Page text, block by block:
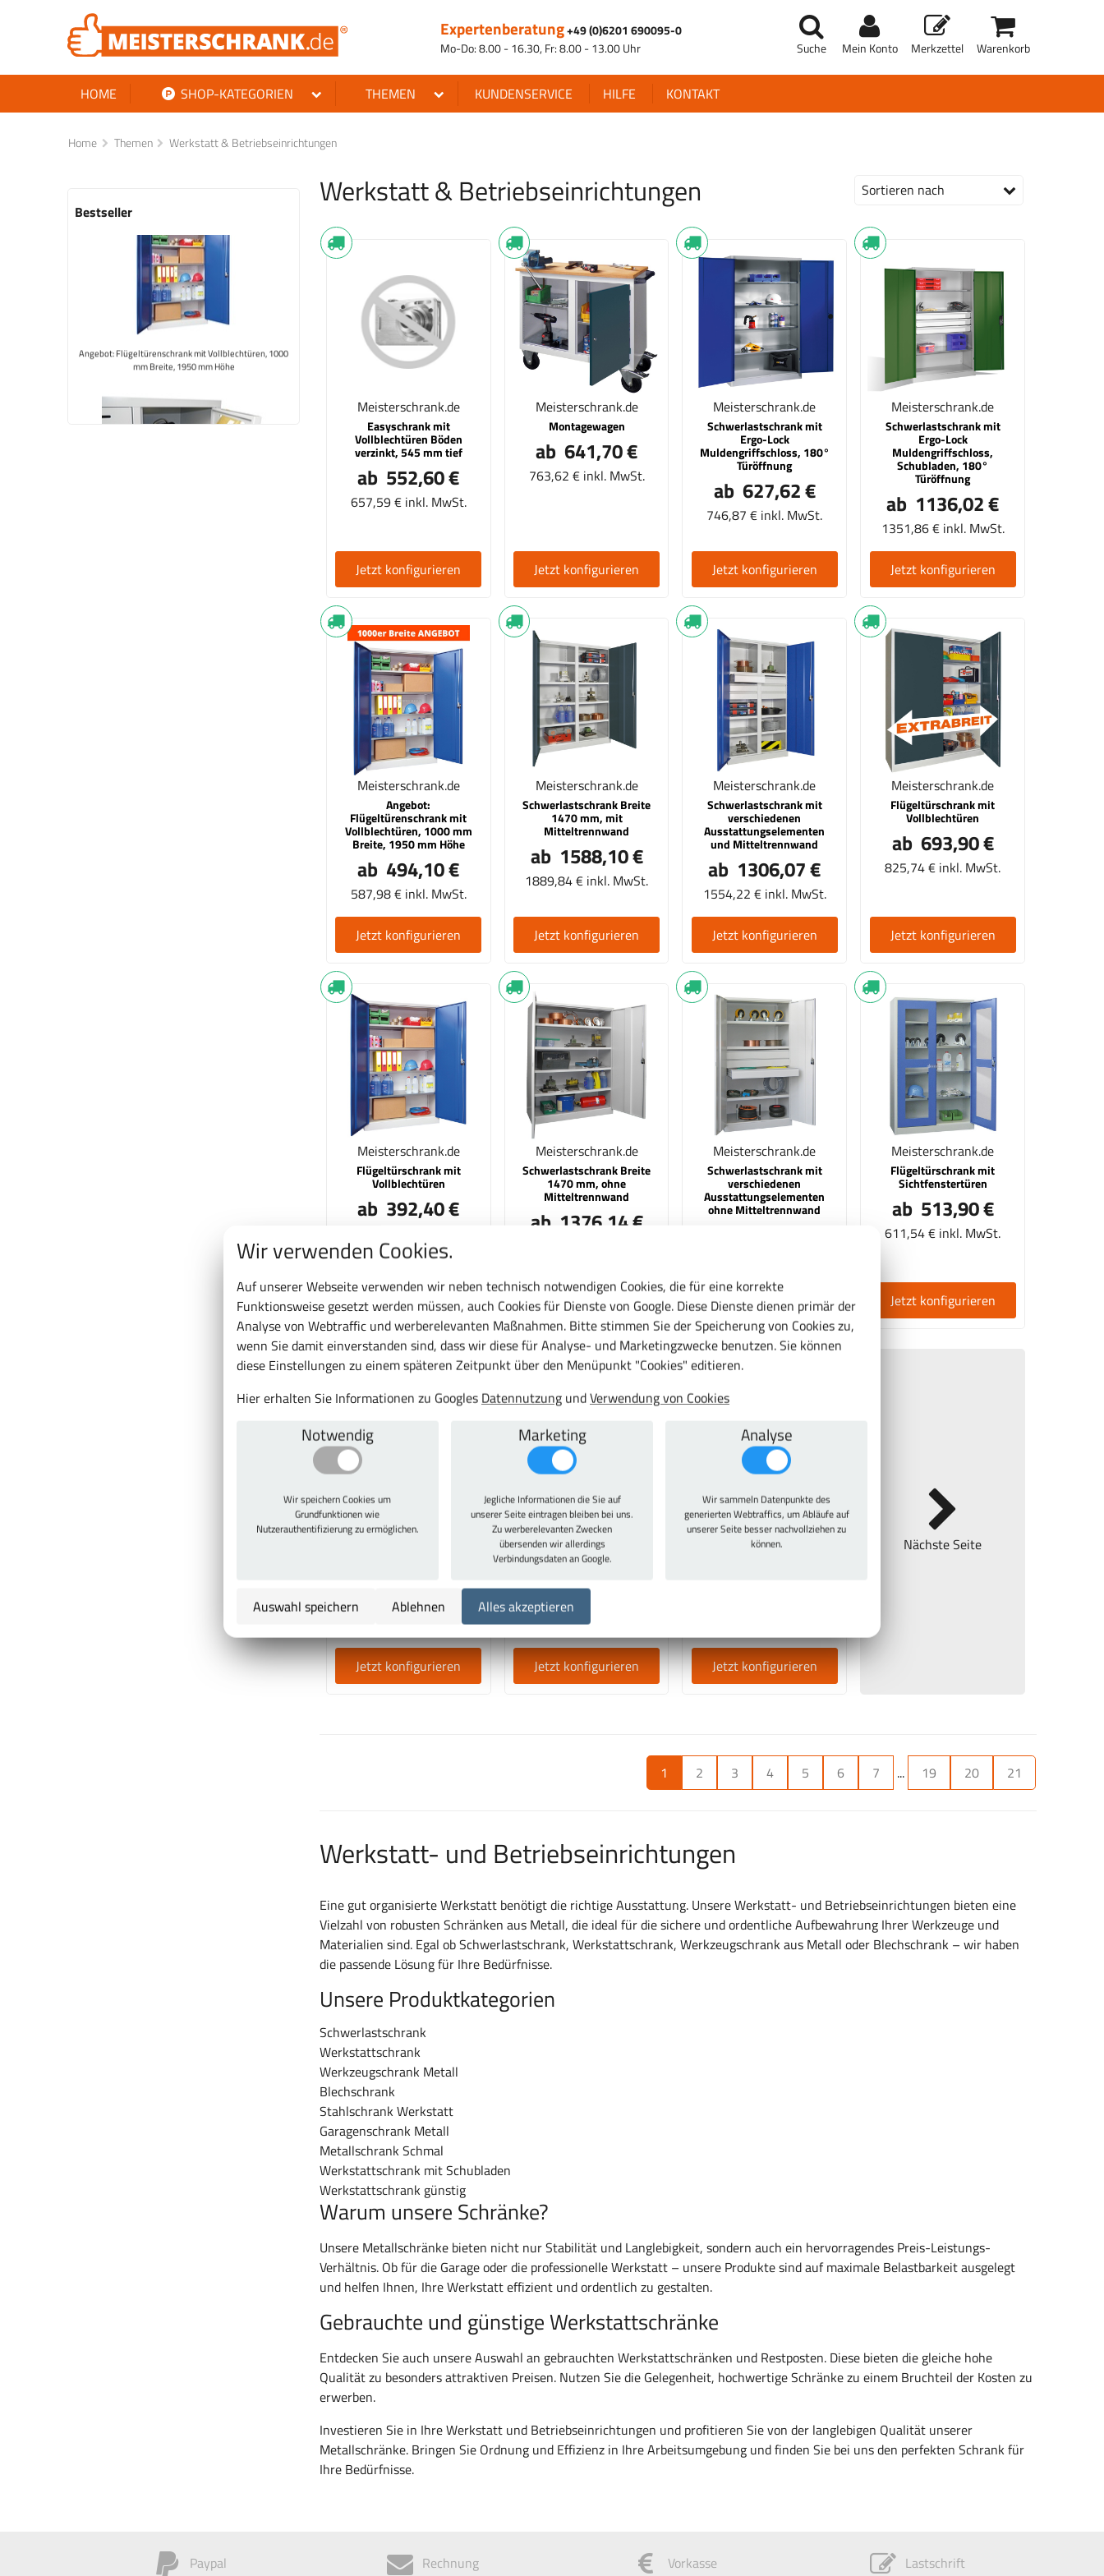
Expertenberatung+49 (0)6201 690095-0
Mo-Do: 8.00 - 16.30, Fr: 8.00 - 13.00 Uhr
Suche Mein Konto Merkzettel Warenkorb
HOME SHOP-KATEGORIEN THEMEN KUNDENSERVICE HILFE KONTAKT
Home Themen Werkstatt & Betriebseinrichtungen
Bestseller
Türöffnungsbegrenzer aus Aluminium (Begrenzung des
Türöffnungswinkels auf 90°)
Einlegeboden für Flügel- und Falttürenschränke,
Modell 31309, 31310, 31316,31323, 39392, 39393
Sortieren nach
Werkstatt & Betriebseinrichtungen
Meisterschrank.de
Easyschrank mit
Vollblechtüren Böden
verzinkt, 545 mm tief
ab 552,60 €
657,59 € inkl. MwSt.
Jetzt konfigurieren
Meisterschrank.de
Montagewagen
ab 641,70 €
763,62 € inkl. MwSt.
Jetzt konfigurieren
Meisterschrank.de
Schwerlastschrank mit
Ergo-Lock
Muldengriffschloss, 180°
Türöffnung
ab 627,62 €
746,87 € inkl. MwSt.
Jetzt konfigurieren
Meisterschrank.de
Schwerlastschrank mit
Ergo-Lock
Muldengriffschloss,
Schubladen, 180°
Türöffnung
ab 1136,02 €
1351,86 € inkl. MwSt.
Jetzt konfigurieren
Meisterschrank.de
Angebot:
Flügeltürenschrank mit
Vollblechtüren, 1000 mm
Breite, 1950 mm Höhe
ab 494,10 €
587,98 € inkl. MwSt.
Jetzt konfigurieren
Meisterschrank.de
Schwerlastschrank Breite
1470 mm, mit
Mitteltrennwand
ab 1588,10 €
1889,84 € inkl. MwSt.
Jetzt konfigurieren
Meisterschrank.de
Schwerlastschrank mit
verschiedenen
Ausstattungselementen
und Mitteltrennwand
ab 1306,07 €
1554,22 € inkl. MwSt.
Jetzt konfigurieren
Meisterschrank.de
Flügeltürschrank mit
Vollblechtüren
ab 693,90 €
825,74 € inkl. MwSt.
Jetzt konfigurieren
Meisterschrank.de
Flügeltürschrank mit
Vollblechtüren
ab 392,40 €
Jetzt konfigurieren
Meisterschrank.de
Schwerlastschrank Breite
1470 mm, ohne
Mitteltrennwand
ab 1376,14 €
Jetzt konfigurieren
Meisterschrank.de
Schwerlastschrank mit
verschiedenen
Ausstattungselementen
ohne Mitteltrennwand
Jetzt konfigurieren
Meisterschrank.de
Flügeltürschrank mit
Sichtfenstertüren
ab 513,90 €
611,54 € inkl. MwSt.
Jetzt konfigurieren
Meisterschrank.de
Fachboden passend für
70,63 € inkl. MwSt.
Jetzt konfigurieren
Meisterschrank.de
Flügeltürschrank mit
durchgehendem Hutboden
und Kleiderstange
ab 500,40 €
595,48 € inkl. MwSt.
Jetzt konfigurieren
Meisterschrank.de
Flügeltürschrank mit
Trennwand, Hutboden,
Jetzt konfigurieren
Nächste Seite
1 2 3 4 5 6 7 ... 19 20 21
Werkstatt- und Betriebseinrichtungen
Eine gut organisierte Werkstatt benötigt die richtige Ausstattung. Unsere Werkstatt- und Betriebseinrichtungen bieten eine
Vielzahl von robusten Schränken aus Metall, die ideal für die sichere und ordentliche Aufbewahrung Ihrer Werkzeuge und
Materialien sind. Egal ob Schwerlastschrank, Werkstattschrank, Werkzeugschrank aus Metall oder Blechschrank – wir haben
die passende Lösung für Ihre Bedürfnisse.
Unsere Produktkategorien
Schwerlastschrank
Werkstattschrank
Werkzeugschrank Metall
Blechschrank
Stahlschrank Werkstatt
Garagenschrank Metall
Metallschrank Schmal
Werkstattschrank mit Schubladen
Werkstattschrank günstig
Warum unsere Schränke?
Unsere Metallschränke bieten nicht nur Stabilität und Langlebigkeit, sondern auch ein hervorragendes Preis-Leistungs-
Verhältnis. Ob für die Garage oder die professionelle Werkstatt – unsere Produkte sind auf maximale Belastbarkeit ausgelegt
und helfen Ihnen, Ihre Werkstatt effizient und ordentlich zu gestalten.
Gebrauchte und günstige Werkstattschränke
Entdecken Sie auch unsere Auswahl an gebrauchten Werkstattschränken und Restposten. Diese bieten die gleiche hohe
Qualität zu besonders attraktiven Preisen. Nutzen Sie die Gelegenheit, hochwertige Schränke zu einem Bruchteil der Kosten zu
erwerben.
Investieren Sie in Ihre Werkstatt und Betriebseinrichtungen und profitieren Sie von der langlebigen Qualität unserer
Metallschränke. Bringen Sie Ordnung und Effizienz in Ihre Arbeitsumgebung und finden Sie bei uns den perfekten Schrank für
Ihre Bedürfnisse.
Paypal Rechnung Vorkasse Lastschrift
Wir verwenden Cookies.
Auf unserer Webseite verwenden wir neben technisch notwendigen Cookies, die für eine korrekte
Funktionsweise gesetzt werden müssen, auch Cookies für Dienste von Google. Diese Dienste dienen primär der
Analyse von Webtraffic und werberelevanten Maßnahmen. Bitte stimmen Sie der Speicherung von Cookies zu,
wenn Sie damit einverstanden sind, dass wir diese für Analyse- und Marketingzwecke benutzen. Sie können
diese Einstellungen zu einem späteren Zeitpunkt über den Menüpunkt "Cookies" editieren.
Hier erhalten Sie Informationen zu Googles Datennutzung undVerwendung von Cookies
Notwendig
Wir speichern Cookies um
Grundfunktionen wie
Nutzerauthentifizierung zu ermöglichen.
Marketing
Jegliche Informationen die Sie auf
unserer Seite eintragen bleiben bei uns.
Zu werberelevanten Zwecken
übersenden wir allerdings
Verbindungsdaten an Google.
Analyse
Wir sammeln Datenpunkte des
generierten Webtraffics, um Abläufe auf
unserer Seite besser nachvollziehen zu
können.
Auswahl speichern Ablehnen Alles akzeptieren